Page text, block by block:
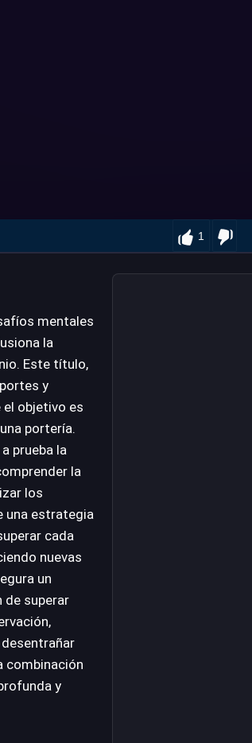
1
mentales
la
Este título,
y
el objetivo es
portería.
prueba la
la
los
una estrategia
cada
nuevas
un
superar
combinación
y